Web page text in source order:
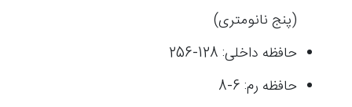
(پنج نانومتری)
حافظه داخلی: 128-256
حافظه رم: 6-8